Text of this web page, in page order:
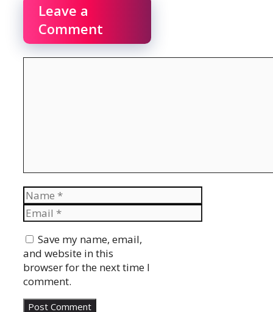
Leave a
Comment
Name
Email
Save my name, email,
and website in this
browser for the next time I
comment.